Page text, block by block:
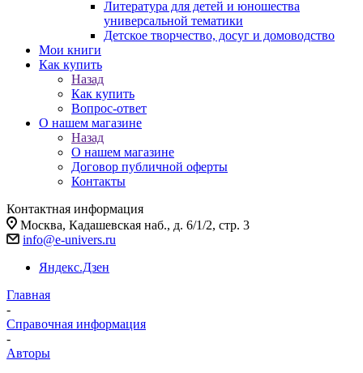
Литература для детей и юношества
универсальной тематики
Детское творчество, досуг и домоводство
Мои книги
Как купить
Назад
Как купить
Вопрос-ответ
О нашем магазине
Назад
О нашем магазине
Договор публичной оферты
Контакты
Контактная информация
Москва, Кадашевская наб., д. 6/1/2, стр. 3
info@e-univers.ru
Яндекс.Дзен
Главная
-
Справочная информация
-
Авторы